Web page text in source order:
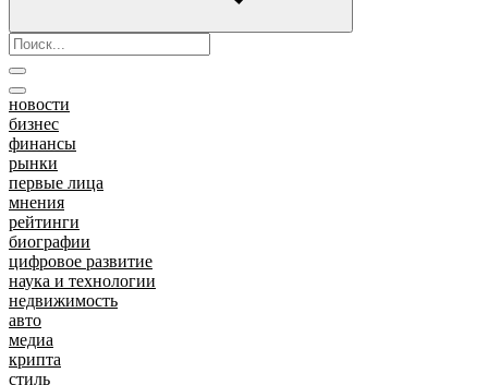
новости
бизнес
финансы
рынки
первые лица
мнения
рейтинги
биографии
цифровое развитие
наука и технологии
недвижимость
авто
медиа
крипта
стиль